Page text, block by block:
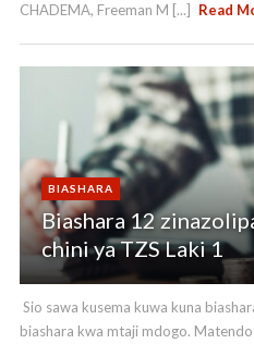
CHADEMA, Freeman M [...]
Read
BIASHARA
Biashara 12
chini ya TZS Laki 1
Sio sawa kusema kuwa kuna
biashara kwa mtaji mdogo.